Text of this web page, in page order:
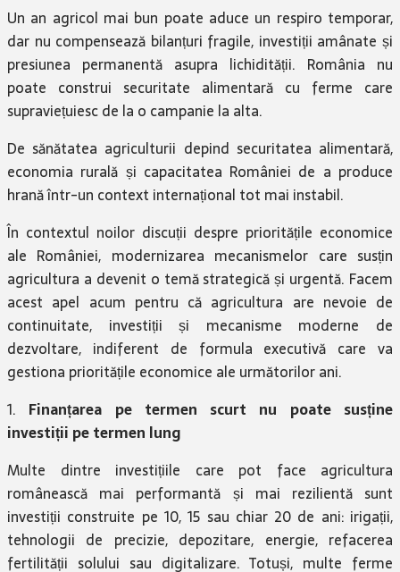
Un an agricol mai bun poate aduce un respiro temporar,
dar nu compensează bilanțuri fragile, investiții amânate și
presiunea permanentă asupra lichidității. România nu
poate construi securitate alimentară cu ferme care
supraviețuiesc de la o campanie la alta.
De sănătatea agriculturii depind securitatea alimentară,
economia rurală și capacitatea României de a produce
hrană într-un context internațional tot mai instabil.
În contextul noilor discuții despre prioritățile economice
ale României, modernizarea mecanismelor care susțin
agricultura a devenit o temă strategică și urgentă. Facem
acest apel acum pentru că agricultura are nevoie de
continuitate, investiții și mecanisme moderne de
dezvoltare, indiferent de formula executivă care va
gestiona prioritățile economice ale următorilor ani.
1. Finanțarea pe termen scurt nu poate susține
investiții pe termen lung
Multe dintre investițiile care pot face agricultura
românească mai performantă și mai rezilientă sunt
investiții construite pe 10, 15 sau chiar 20 de ani: irigații,
tehnologii de precizie, depozitare, energie, refacerea
fertilității solului sau digitalizare. Totuși, multe ferme